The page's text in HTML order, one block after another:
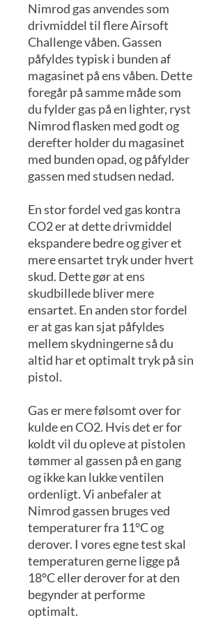
Nimrod gas anvendes som
drivmiddel til flere Airsoft
Challenge våben. Gassen
påfyldes typisk i bunden af
magasinet på ens våben. Dette
foregår på samme måde som
du fylder gas på en lighter, ryst
Nimrod flasken med godt og
derefter holder du magasinet
med bunden opad, og påfylder
gassen med studsen nedad.
En stor fordel ved gas kontra
CO2 er at dette drivmiddel
ekspandere bedre og giver et
mere ensartet tryk under hvert
skud. Dette gør at ens
skudbillede bliver mere
ensartet. En anden stor fordel
er at gas kan sjat påfyldes
mellem skydningerne så du
altid har et optimalt tryk på sin
pistol.
Gas er mere følsomt over for
kulde en CO2. Hvis det er for
koldt vil du opleve at pistolen
tømmer al gassen på en gang
og ikke kan lukke ventilen
ordenligt. Vi anbefaler at
Nimrod gassen bruges ved
temperaturer fra 11°C og
derover. I vores egne test skal
temperaturen gerne ligge på
18°C eller derover for at den
begynder at performe
optimalt.